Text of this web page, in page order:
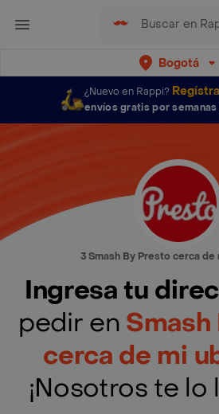
Bogotá
¿Nuevo en Rappi?
envíos gratis por semanas
3 Smash By Presto cerca de
Ingresa tu
pedir en
cerca de mi
¡Nosotros te lo